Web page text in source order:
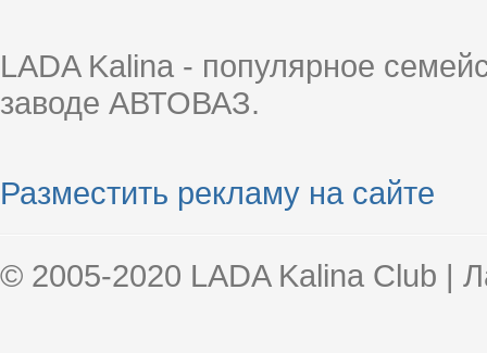
LADA Kalina - популярное
заводе АВТОВАЗ.
Разместить рекламу на сайте
© 2005-2020 LADA Kalina Club |